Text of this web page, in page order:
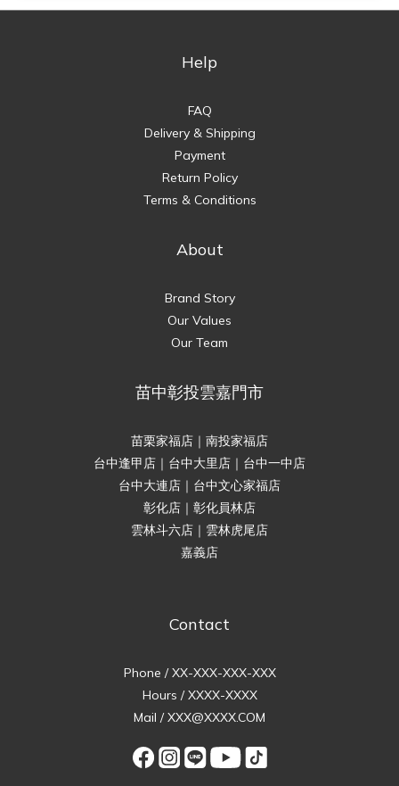
Help
FAQ
Delivery & Shipping
Payment
Return Policy
Terms & Conditions
About
Brand Story
Our Values
Our Team
苗中彰投雲嘉門市
苗栗家福店｜南投家福店
台中逢甲店｜台中大里店｜台中一中店
台中大連店｜台中文心家福店
彰化店｜彰化員林店
雲林斗六店｜雲林虎尾店
嘉義店
Contact
Phone / XX-XXX-XXX-XXX
Hours / XXXX-XXXX
Mail / XXX@XXXX.COM